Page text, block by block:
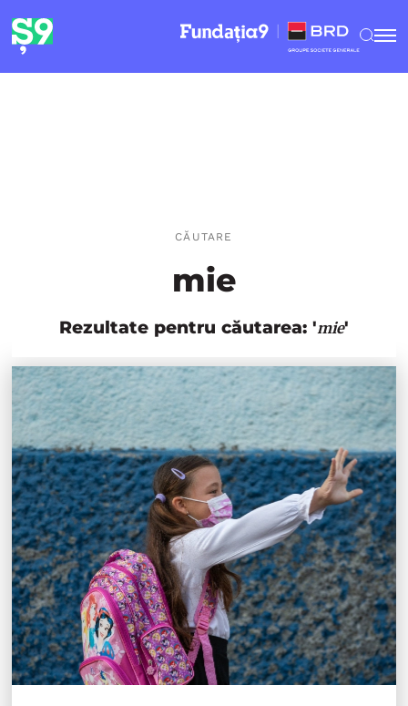
CĂUTARE
mie
Rezultate pentru căutarea: 'mie'